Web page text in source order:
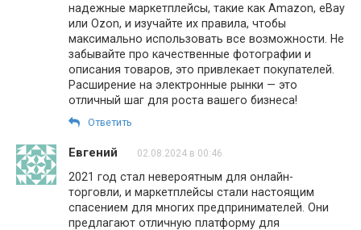
надежные маркетплейсы, такие как Amazon, eBay
или Ozon, и изучайте их правила, чтобы
максимально использовать все возможности. Не
забывайте про качественные фотографии и
описания товаров, это привлекает покупателей.
Расширение на электронные рынки — это
отличный шаг для роста вашего бизнеса!
Ответить
Евгений 02.08.2024 в 00:46
2021 год стал невероятным для онлайн-
торговли, и маркетплейсы стали настоящим
спасением для многих предпринимателей. Они
предлагают отличную платформу для